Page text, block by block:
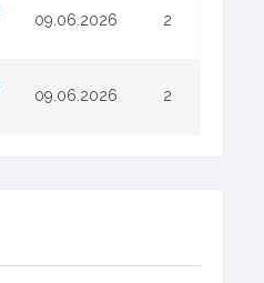
09.06.2026 2
09.06.2026 2